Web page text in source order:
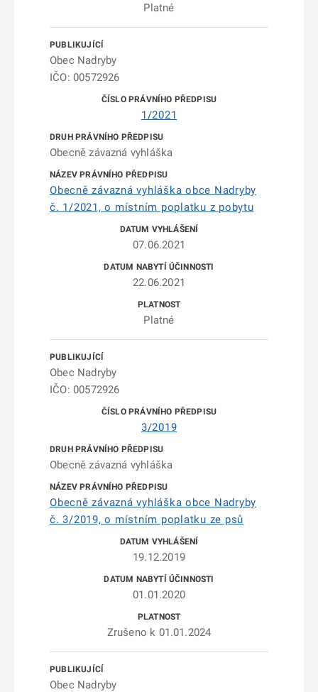
Platné
Obec Nadryby
IČO: 00572926
1/2021
Obecně závazná vyhláška
Obecně závazná vyhláška obce Nadryby
č. 1/2021, o místním poplatku z pobytu
07.06.2021
22.06.2021
Platné
Obec Nadryby
IČO: 00572926
3/2019
Obecně závazná vyhláška
Obecně závazná vyhláška obce Nadryby
č. 3/2019, o místním poplatku ze psů
19.12.2019
01.01.2020
Zrušeno k 01.01.2024
Obec Nadryby